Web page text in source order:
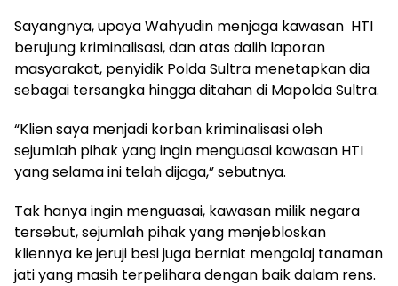
Sayangnya, upaya Wahyudin menjaga kawasan HTI
berujung kriminalisasi, dan atas dalih laporan
masyarakat, penyidik Polda Sultra menetapkan dia
sebagai tersangka hingga ditahan di Mapolda Sultra.
“Klien saya menjadi korban kriminalisasi oleh
sejumlah pihak yang ingin menguasai kawasan HTI
yang selama ini telah dijaga,” sebutnya.
Tak hanya ingin menguasai, kawasan milik negara
tersebut, sejumlah pihak yang menjebloskan
kliennya ke jeruji besi juga berniat mengolaj tanaman
jati yang masih terpelihara dengan baik dalam rens.